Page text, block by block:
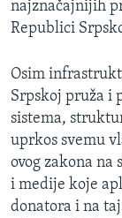
najznačajnijih
Republici
Osim
Srpskoj pruža i
sistema,
uprkos svemu
ovog zakona
i medije koje
donatora i na